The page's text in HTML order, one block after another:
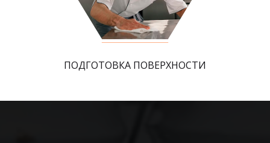
ПОДГОТОВКА ПОВЕРХНОСТИ